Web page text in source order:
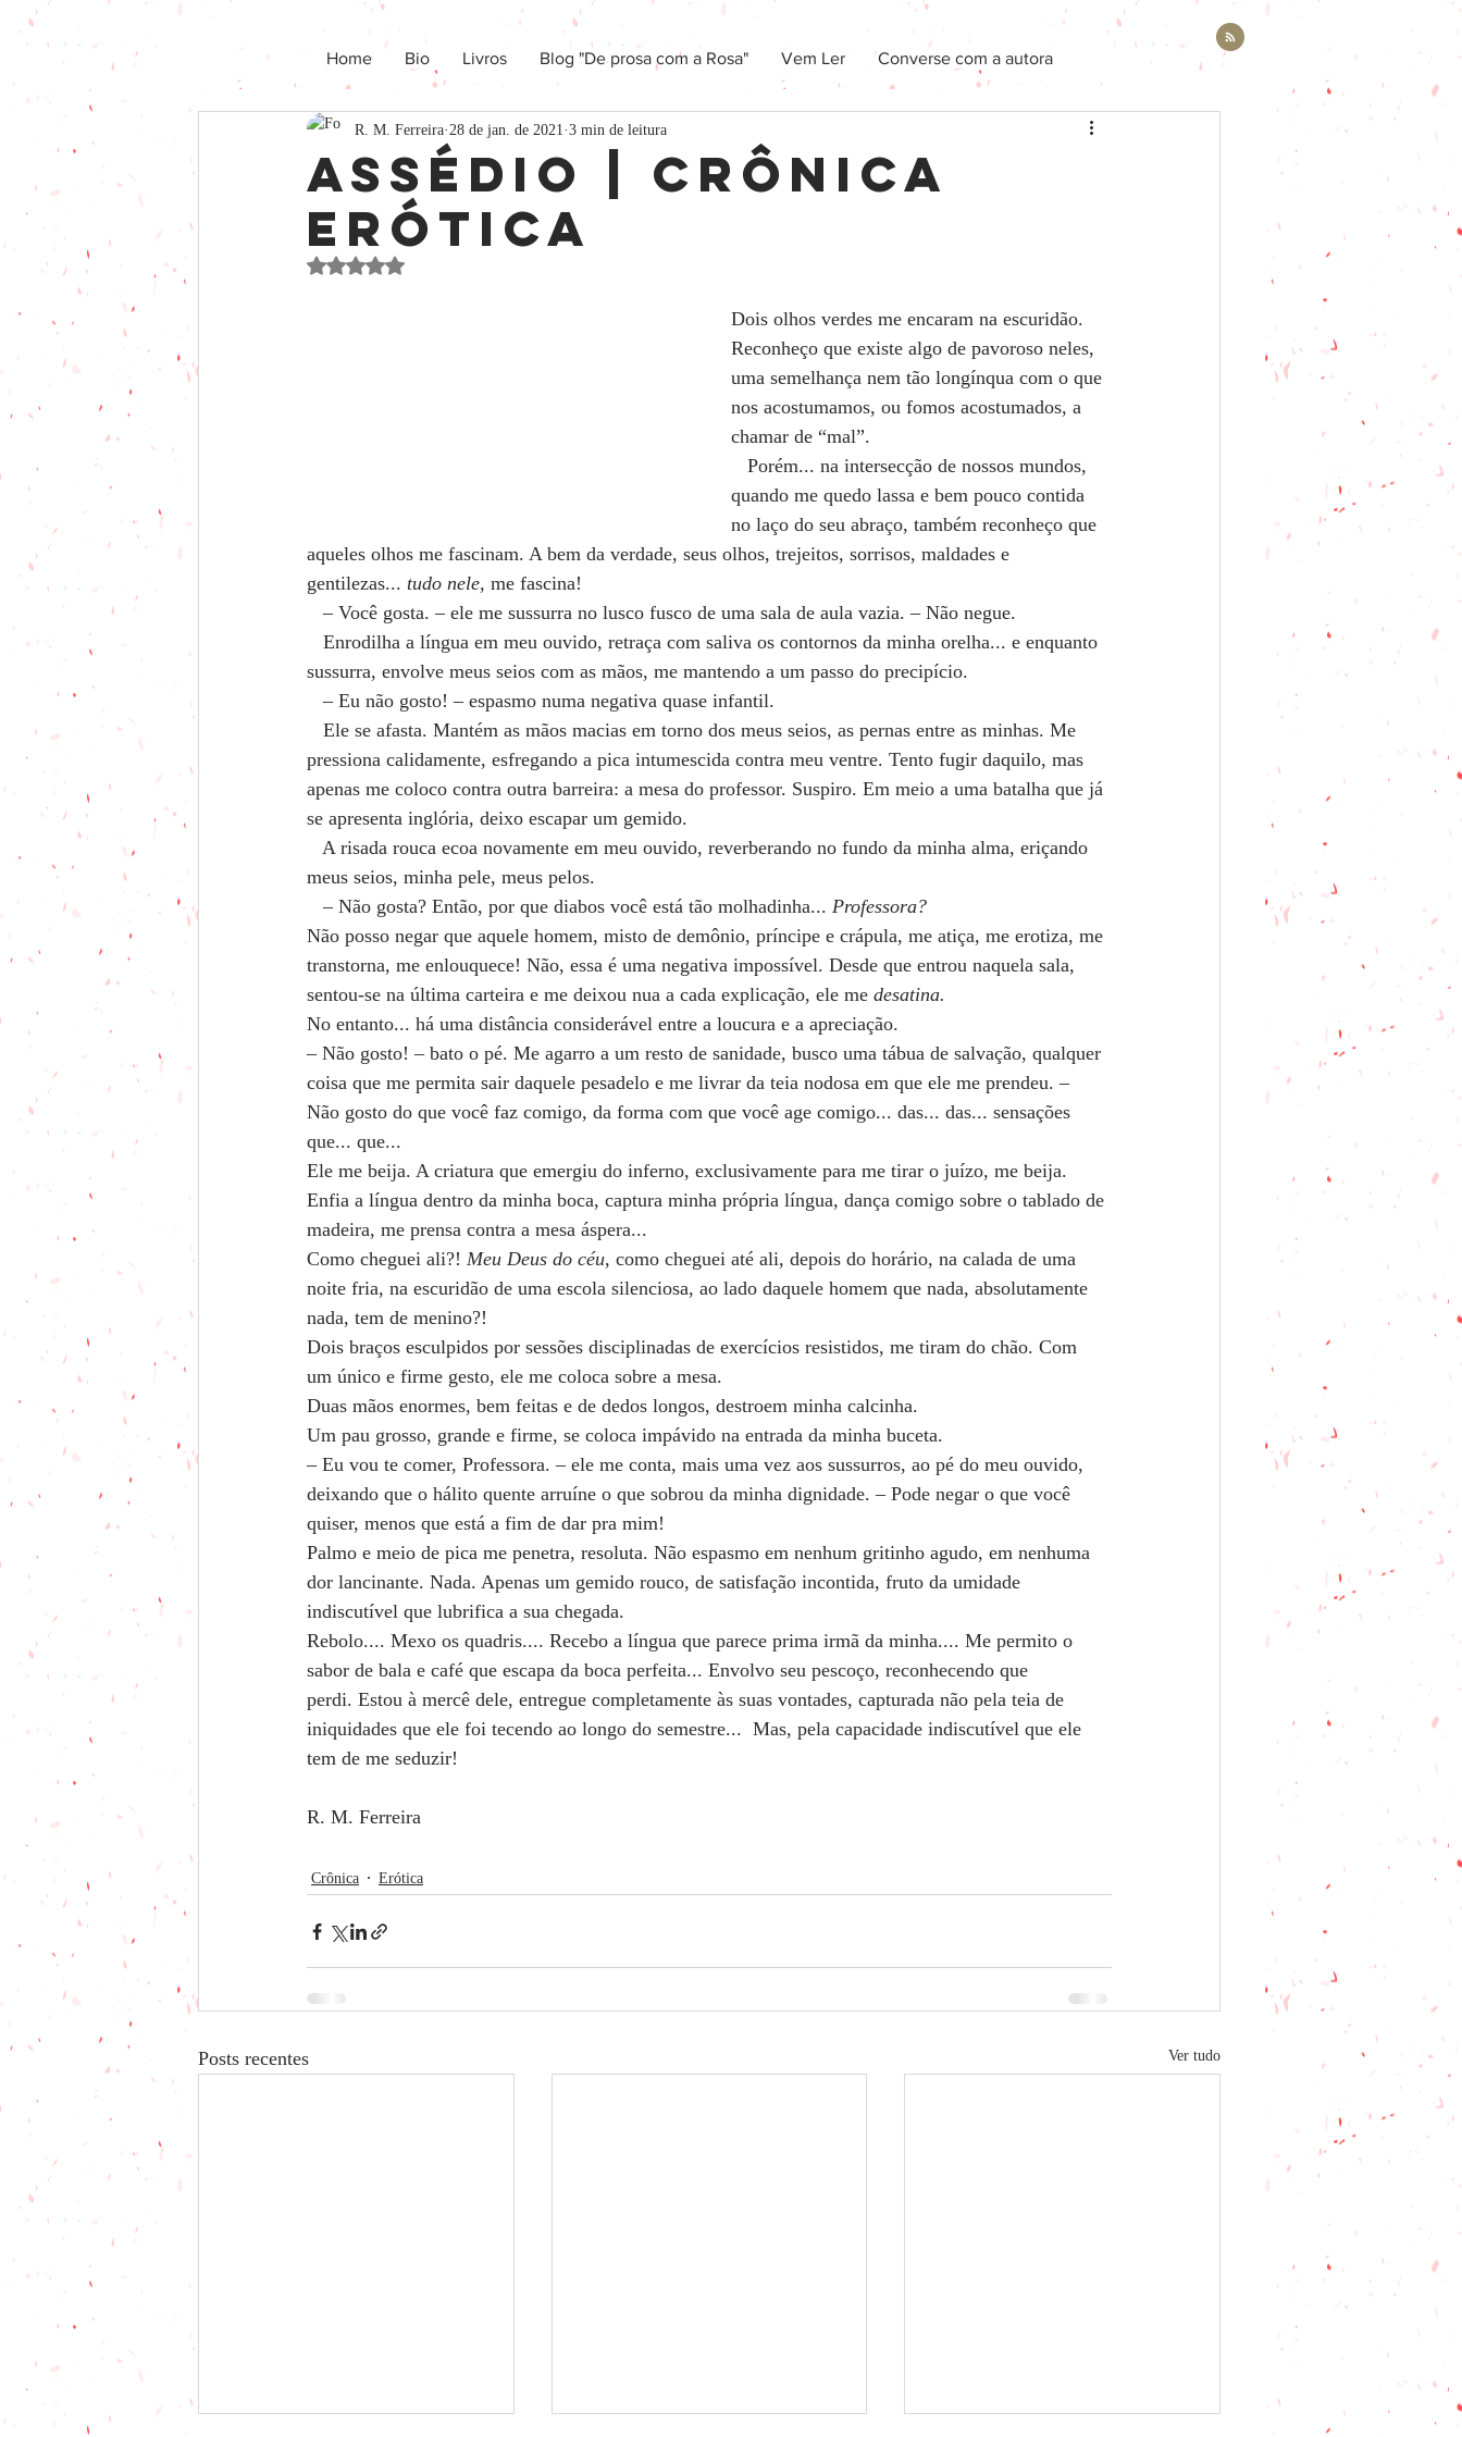
Home Bio Livros Blog "De prosa com a Rosa" Vem Ler Converse com a autora
Assédio | Crônica
Erótica
R. M. Ferreira 28 de jan. de 2021 3 min de leitura
Avaliado com NaN de 5 estrelas.
Dois olhos verdes me encaram na escuridão.
Reconheço que existe algo de pavoroso neles,
uma semelhança nem tão longínqua com o que
nos acostumamos, ou fomos acostumados, a
chamar de “mal”.
Porém... na intersecção de nossos mundos,
quando me quedo lassa e bem pouco contida
no laço do seu abraço, também reconheço que
aqueles olhos me fascinam. A bem da verdade, seus olhos, trejeitos, sorrisos, maldades e
gentilezas... tudo nele, me fascina!
– Você gosta. – ele me sussurra no lusco fusco de uma sala de aula vazia. – Não negue.
Enrodilha a língua em meu ouvido, retraça com saliva os contornos da minha orelha... e enquanto
sussurra, envolve meus seios com as mãos, me mantendo a um passo do precipício.
– Eu não gosto! – espasmo numa negativa quase infantil.
Ele se afasta. Mantém as mãos macias em torno dos meus seios, as pernas entre as minhas. Me
pressiona calidamente, esfregando a pica intumescida contra meu ventre. Tento fugir daquilo, mas
apenas me coloco contra outra barreira: a mesa do professor. Suspiro. Em meio a uma batalha que já
se apresenta inglória, deixo escapar um gemido.
A risada rouca ecoa novamente em meu ouvido, reverberando no fundo da minha alma, eriçando
meus seios, minha pele, meus pelos.
– Não gosta? Então, por que diabos você está tão molhadinha... Professora?
Não posso negar que aquele homem, misto de demônio, príncipe e crápula, me atiça, me erotiza, me
transtorna, me enlouquece! Não, essa é uma negativa impossível. Desde que entrou naquela sala,
sentou-se na última carteira e me deixou nua a cada explicação, ele me desatina.
No entanto... há uma distância considerável entre a loucura e a apreciação.
– Não gosto! – bato o pé. Me agarro a um resto de sanidade, busco uma tábua de salvação, qualquer
coisa que me permita sair daquele pesadelo e me livrar da teia nodosa em que ele me prendeu. –
Não gosto do que você faz comigo, da forma com que você age comigo... das... das... sensações
que... que...
Ele me beija. A criatura que emergiu do inferno, exclusivamente para me tirar o juízo, me beija.
Enfia a língua dentro da minha boca, captura minha própria língua, dança comigo sobre o tablado de
madeira, me prensa contra a mesa áspera...
Como cheguei ali?! Meu Deus do céu, como cheguei até ali, depois do horário, na calada de uma
noite fria, na escuridão de uma escola silenciosa, ao lado daquele homem que nada, absolutamente
nada, tem de menino?!
Dois braços esculpidos por sessões disciplinadas de exercícios resistidos, me tiram do chão. Com
um único e firme gesto, ele me coloca sobre a mesa.
Duas mãos enormes, bem feitas e de dedos longos, destroem minha calcinha.
Um pau grosso, grande e firme, se coloca impávido na entrada da minha buceta.
– Eu vou te comer, Professora. – ele me conta, mais uma vez aos sussurros, ao pé do meu ouvido,
deixando que o hálito quente arruíne o que sobrou da minha dignidade. – Pode negar o que você
quiser, menos que está a fim de dar pra mim!
Palmo e meio de pica me penetra, resoluta. Não espasmo em nenhum gritinho agudo, em nenhuma
dor lancinante. Nada. Apenas um gemido rouco, de satisfação incontida, fruto da umidade
indiscutível que lubrifica a sua chegada.
Rebolo.... Mexo os quadris.... Recebo a língua que parece prima irmã da minha.... Me permito o
sabor de bala e café que escapa da boca perfeita... Envolvo seu pescoço, reconhecendo que
perdi. Estou à mercê dele, entregue completamente às suas vontades, capturada não pela teia de
iniquidades que ele foi tecendo ao longo do semestre...  Mas, pela capacidade indiscutível que ele
tem de me seduzir!
R. M. Ferreira
Crônica Erótica
Posts recentes Ver tudo